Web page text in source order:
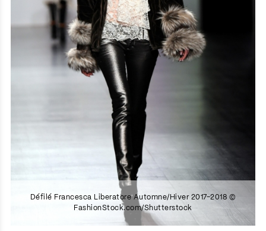
Défilé Francesca Liberatore Automne/Hiver 2017-2018 ©
FashionStock.com/Shutterstock